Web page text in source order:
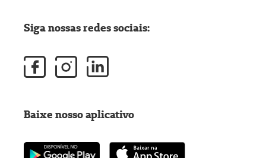
Siga nossas redes sociais:
Baixe nosso aplicativo